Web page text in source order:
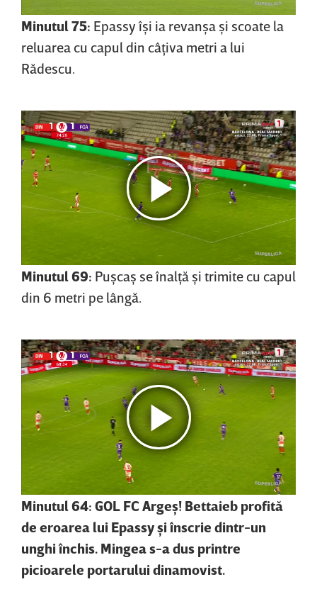
Minutul 75: Epassy îşi ia revanşa şi scoate la
reluarea cu capul din câţiva metri a lui
Rădescu.
Minutul 69: Puşcaş se înalţă şi trimite cu capul
din 6 metri pe lângă.
Minutul 64: GOL FC Argeş! Bettaieb profită
de eroarea lui Epassy şi înscrie dintr-un
unghi închis. Mingea s-a dus printre
picioarele portarului dinamovist.